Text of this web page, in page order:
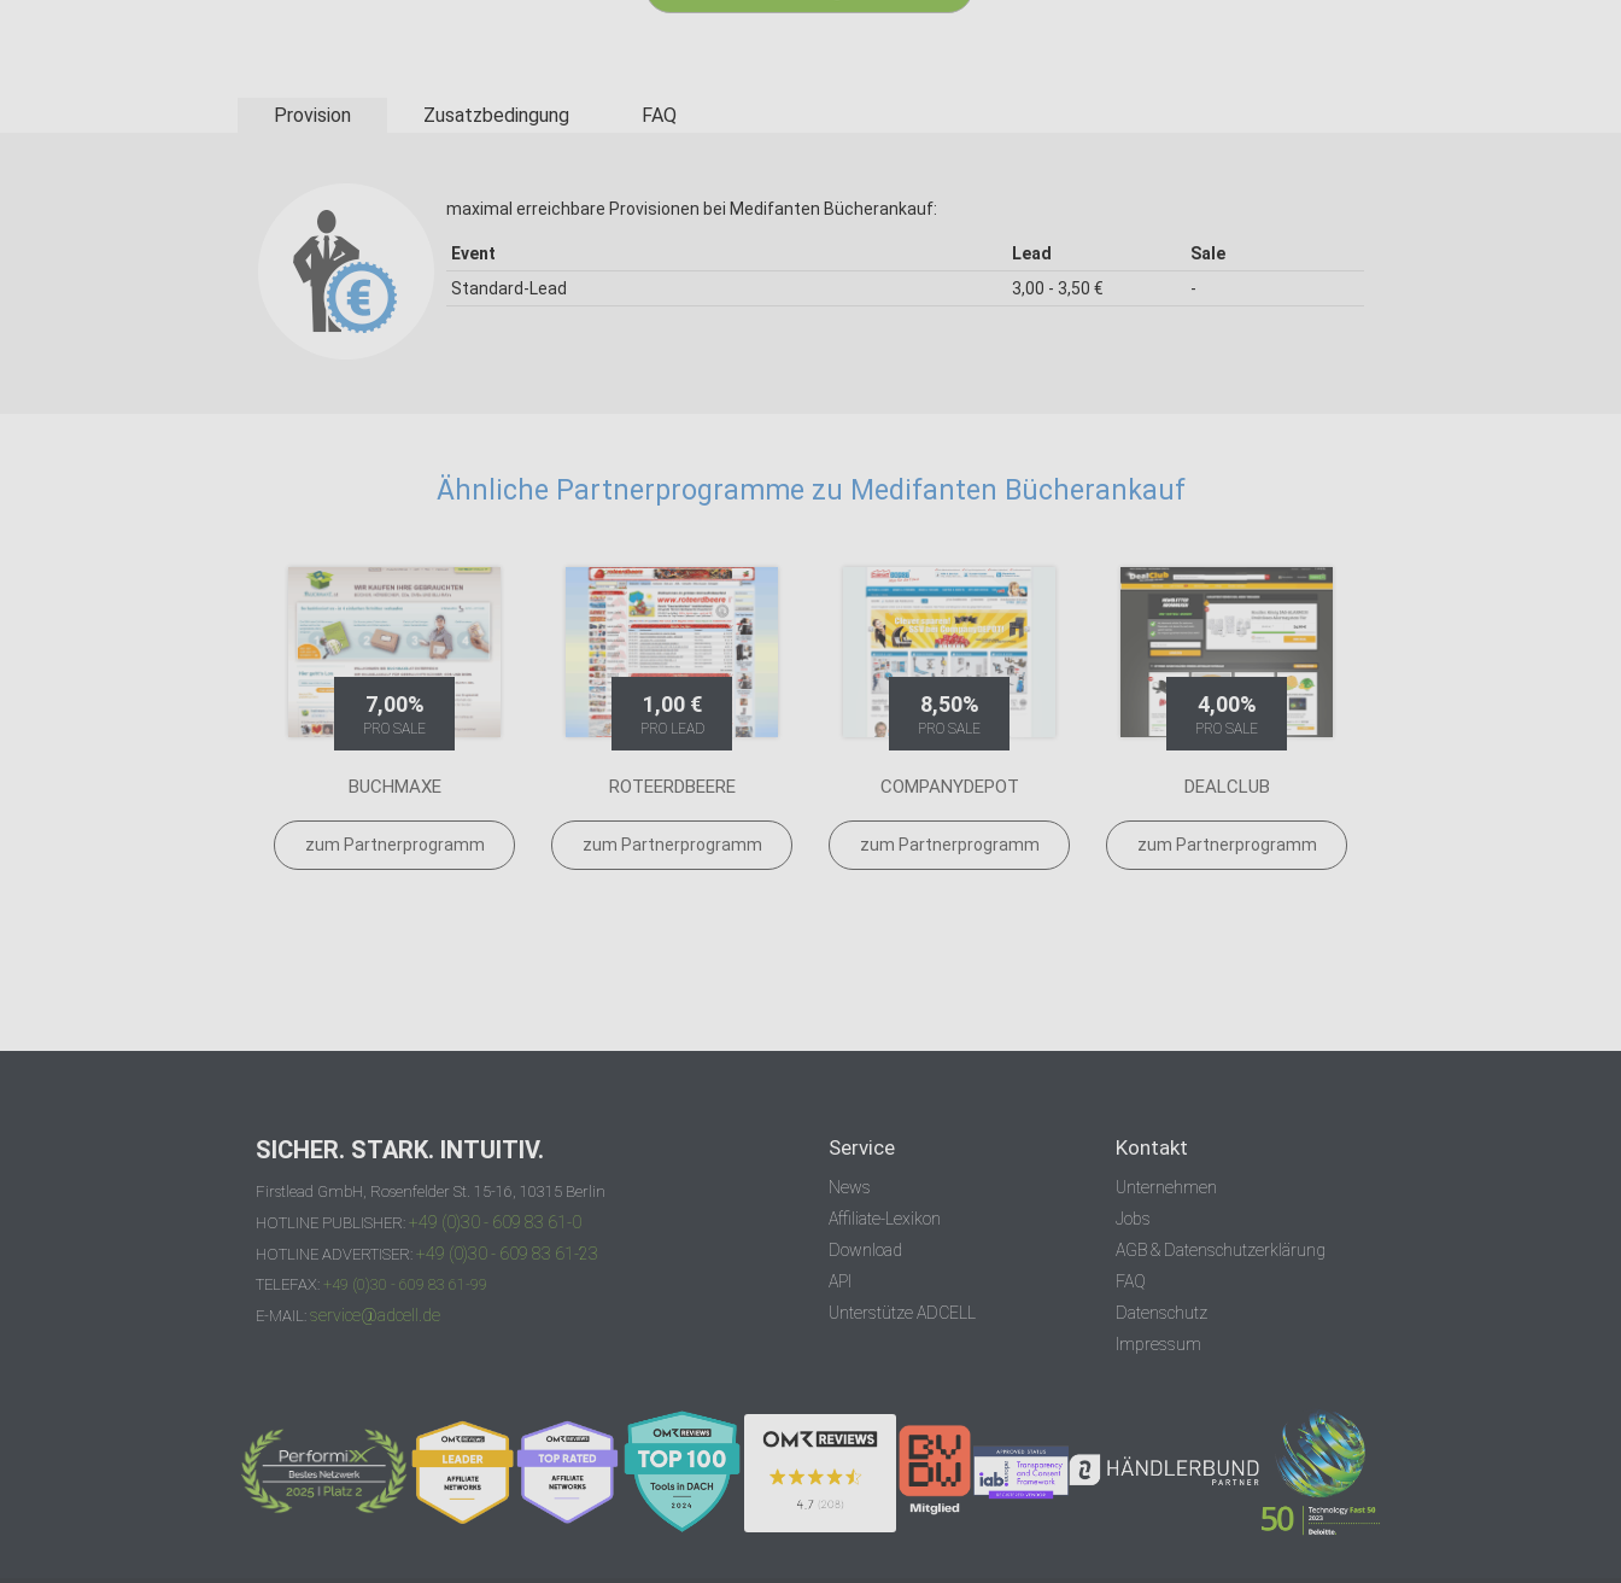
Provision Zusatzbedingung FAQ
maximal erreichbare Provisionen bei Medifanten Bücherankauf:
Event Lead
Sale
Standard-Lead
3,00 - 3,50 € -
Ähnliche Partnerprogramme zu Medifanten Bücherankauf
7,00%
PRO SALE
BUCHMAXE
zum Partnerprogramm
1,00 €
PRO LEAD
ROTEERDBEERE
zum Partnerprogramm
8,50%
PRO SALE
COMPANYDEPOT
zum Partnerprogramm
4,00%
PRO SALE
DEALCLUB
zum Partnerprogramm
SICHER. STARK. INTUITIV.
Firstlead GmbH, Rosenfelder St. 15-16, 10315 Berlin
HOTLINE PUBLISHER: +49 (0)30 - 609 83 61-0
HOTLINE ADVERTISER: +49 (0)30 - 609 83 61-23
TELEFAX: +49 (0)30 - 609 83 61-99
E-MAIL: service@adcell.de
Service
News
Affiliate-Lexikon
Download
API
Unterstütze ADCELL
Kontakt
Unternehmen
Jobs
AGB & Datenschutzerklärung
FAQ
Datenschutz
Impressum